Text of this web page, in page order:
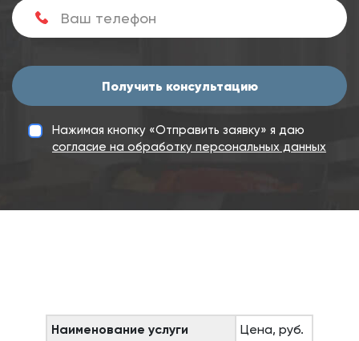
Получить консультацию
Нажимая кнопку «Отправить заявку» я даю
согласие на обработку персональных данных
Наименование услуги
Цена, руб.